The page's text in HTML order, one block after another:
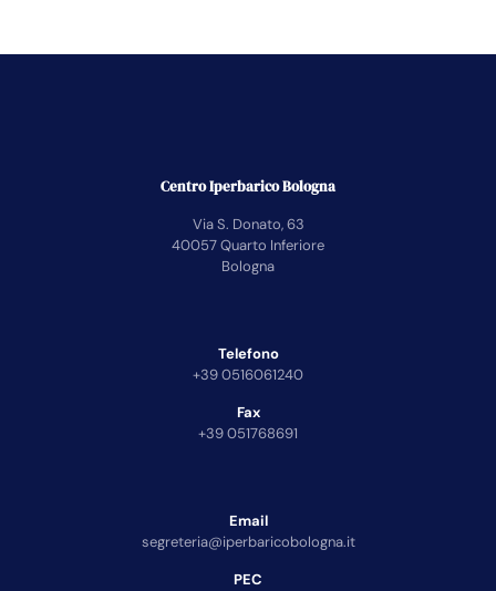
Centro Iperbarico Bologna
Via S. Donato, 63
40057 Quarto Inferiore
Bologna
Telefono
+39 0516061240
Fax
+39 051768691
Email
segreteria@iperbaricobologna.it
PEC